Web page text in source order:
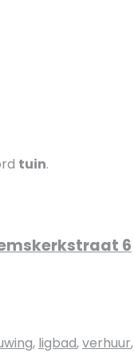
tuin.
6
, ligbad,verhuur,